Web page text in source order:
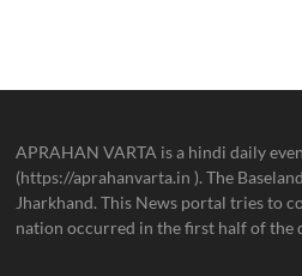
APRAHAN VARTA is a hindi daily
(https://aprahanvarta.in ). The
Jharkhand. This News portal tries to
nation occurred in the first half of the